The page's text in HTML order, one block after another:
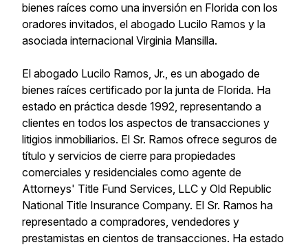
bienes raíces como una inversión en Florida con los
oradores invitados, el abogado Lucilo Ramos y la
asociada internacional Virginia Mansilla.
El abogado Lucilo Ramos, Jr., es un abogado de
bienes raíces certificado por la junta de Florida. Ha
estado en práctica desde 1992, representando a
clientes en todos los aspectos de transacciones y
litigios inmobiliarios. El Sr. Ramos ofrece seguros de
título y servicios de cierre para propiedades
comerciales y residenciales como agente de
Attorneys' Title Fund Services, LLC y Old Republic
National Title Insurance Company. El Sr. Ramos ha
representado a compradores, vendedores y
prestamistas en cientos de transacciones. Ha estado